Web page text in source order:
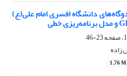
دانشگاه افسری امام علی(ع)
23-46
زاده
1.76 M